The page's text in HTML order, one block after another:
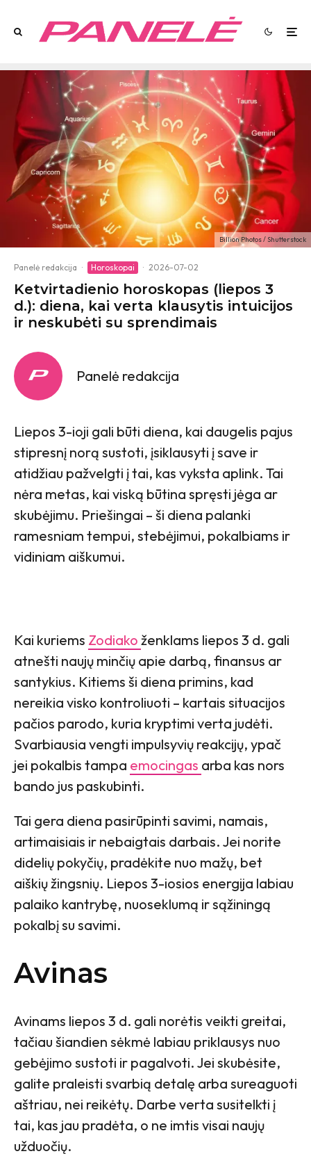
Billion Photos / Shutterstock
Panelė redakcija · Horoskopai · 2026-07-02
Ketvirtadienio horoskopas (liepos 3
d.): diena, kai verta klausytis intuicijos
ir neskubėti su sprendimais
Panelė redakcija
Liepos 3-ioji gali būti diena, kai daugelis pajus
stipresnį norą sustoti, įsiklausyti į save ir
atidžiau pažvelgti į tai, kas vyksta aplink. Tai
nėra metas, kai viską būtina spręsti jėga ar
skubėjimu. Priešingai – ši diena palanki
ramesniam tempui, stebėjimui, pokalbiams ir
vidiniam aiškumui.
Kai kuriems Zodiako ženklams liepos 3 d. gali
atnešti naujų minčių apie darbą, finansus ar
santykius. Kitiems ši diena primins, kad
nereikia visko kontroliuoti – kartais situacijos
pačios parodo, kuria kryptimi verta judėti.
Svarbiausia vengti impulsyvių reakcijų, ypač
jei pokalbis tampa emocingas arba kas nors
bando jus paskubinti.
Tai gera diena pasirūpinti savimi, namais,
artimaisiais ir nebaigtais darbais. Jei norite
didelių pokyčių, pradėkite nuo mažų, bet
aiškių žingsnių. Liepos 3-iosios energija labiau
palaiko kantrybę, nuoseklumą ir sąžiningą
pokalbį su savimi.
Avinas
Avinams liepos 3 d. gali norėtis veikti greitai,
tačiau šiandien sėkmė labiau priklausys nuo
gebėjimo sustoti ir pagalvoti. Jei skubėsite,
galite praleisti svarbią detalę arba sureaguoti
aštriau, nei reikėtų. Darbe verta susitelkti į
tai, kas jau pradėta, o ne imtis visai naujų
užduočių.